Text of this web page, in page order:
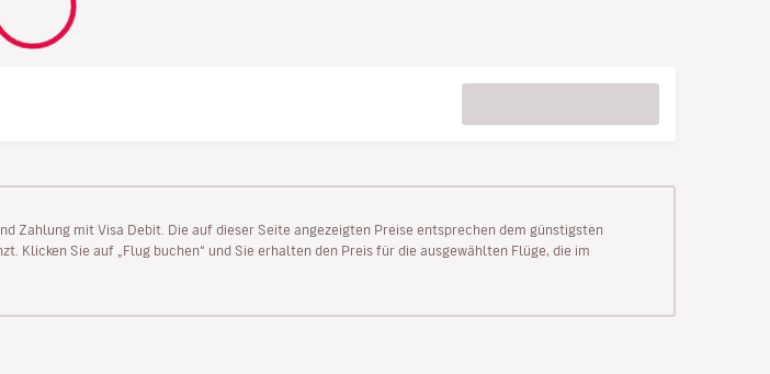
Zahlung mit Visa Debit. Die auf dieser Seite angezeigten Preise entsprechen dem günstigsten
Klicken Sie auf „Flug buchen“ und Sie erhalten den Preis für die ausgewählten Flüge, die im